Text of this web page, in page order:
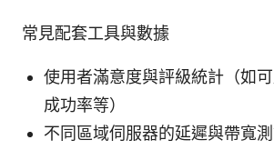
常見配套工具與數據
使用者滿意度與評級統計（如
成功率等）
不同區域伺服器的延遲與帶寬